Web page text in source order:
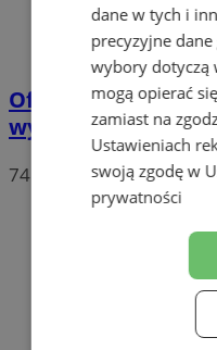
Oficjalne wyniki
wygrywa Rafał
74
dane w tych i
precyzyjne
wybory dotyczą
mogą opierać
zamiast na
Ustawieniach
swoją zgodę w
prywatności